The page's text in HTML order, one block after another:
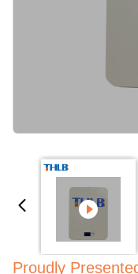
Proudly